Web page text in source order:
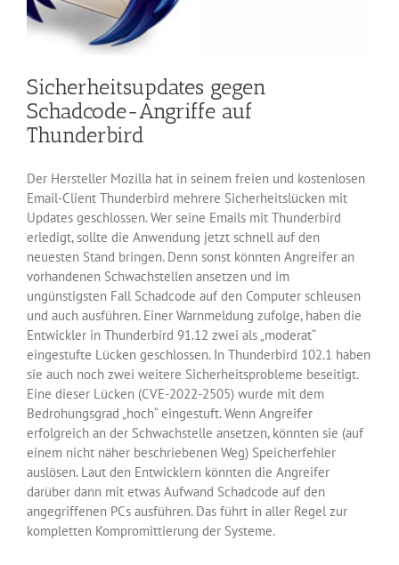
Sicherheitsupdates gegen
Schadcode-Angriffe auf
Thunderbird
Der Hersteller Mozilla hat in seinem freien und kostenlosen
Email-Client Thunderbird mehrere Sicherheitslücken mit
Updates geschlossen. Wer seine Emails mit Thunderbird
erledigt, sollte die Anwendung jetzt schnell auf den
neuesten Stand bringen. Denn sonst könnten Angreifer an
vorhandenen Schwachstellen ansetzen und im
ungünstigsten Fall Schadcode auf den Computer schleusen
und auch ausführen. Einer Warnmeldung zufolge, haben die
Entwickler in Thunderbird 91.12 zwei als „moderat“
eingestufte Lücken geschlossen. In Thunderbird 102.1 haben
sie auch noch zwei weitere Sicherheitsprobleme beseitigt.
Eine dieser Lücken (CVE-2022-2505) wurde mit dem
Bedrohungsgrad „hoch“ eingestuft. Wenn Angreifer
erfolgreich an der Schwachstelle ansetzen, könnten sie (auf
einem nicht näher beschriebenen Weg) Speicherfehler
auslösen. Laut den Entwicklern könnten die Angreifer
darüber dann mit etwas Aufwand Schadcode auf den
angegriffenen PCs ausführen. Das führt in aller Regel zur
kompletten Kompromittierung der Systeme.